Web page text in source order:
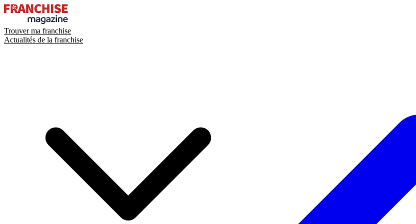
Trouver ma franchise
Actualités de la franchise